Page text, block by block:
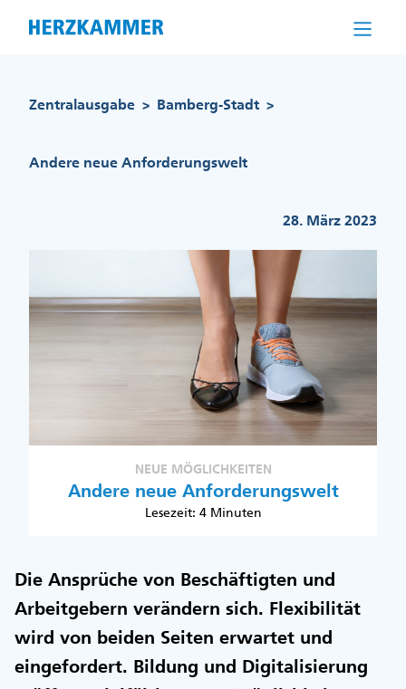
Zentralausgabe > Bamberg-Stadt >
Andere neue Anforderungswelt
28. März 2023
NEUE MÖGLICHKEITEN
Andere neue Anforderungswelt
Lesezeit: 4 Minuten
Die Ansprüche von Beschäftigten und
Arbeitgebern verändern sich. Flexibilität
wird von beiden Seiten erwartet und
eingefordert. Bildung und Digitalisierung